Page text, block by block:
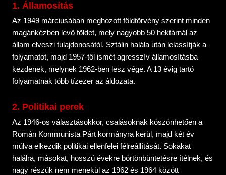
1. Államosítás
Az 1949 márciusában meghozott földtörvény szerint minden
magánkézben levő földet, mely nagyobb 50 hektárnál az
állam elveszi tulajdonosától. Sztálin halála után lelassítják a
folyamatot, majd 1957-től ismét agresszív államosításba
kezdenek, melynek 1962-ben lesz vége. A 13 évig tartó
folyamatnak több tízezer az áldozata.
2. Politikai perek
Az 1946-os választásokkor, csalásoknak köszönhetően a
Román Kommunista Párt kormányra kerül, majd két év
múlva elkezdik politikai ellenfelei félreállítását. Sokakat
halálra, másokat, hosszú évekre börtönbüntetésre ítélnek, és
nagy részük nem menekül az 1962 és 1964 között